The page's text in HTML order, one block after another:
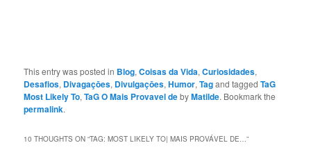
This entry was posted in Blog,Coisas da Vida,Curiosidades,
Desafios, Divagaçōes, Divulgaçōes,Humor,Tagand taggedTaG
Most Likely To,TaG O Mais Provavel debyMatilde. Bookmark the
permalink.
10 THOUGHTS ON “TAG: MOST LIKELY TO| MAIS PROVÁVEL DE…”